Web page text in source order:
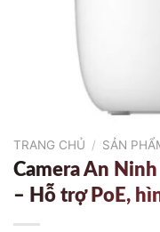
TRANG CHỦ / SẢN
Camera An
– Hỗ trợ PoE,